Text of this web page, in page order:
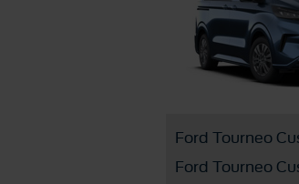
Ford Tourneo
Ford Tourneo